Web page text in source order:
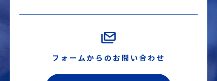
フォームからのお問い合わせ